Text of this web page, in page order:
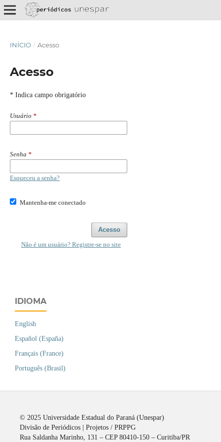
INÍCIO / Acesso
Acesso
* Indica campo obrigatório
Usuário *
Senha *
Esqueceu a senha?
Mantenha-me conectado
Acesso
Não é um usuário? Registre-se no site
IDIOMA
English
Español (España)
Français (France)
Português (Brasil)
© 2025 Universidade Estadual do Paraná (Unespar)
Divisão de Periódicos | Projetos / PRPPG
Rua Saldanha Marinho, 131 – CEP 80410-150 – Curitiba/PR